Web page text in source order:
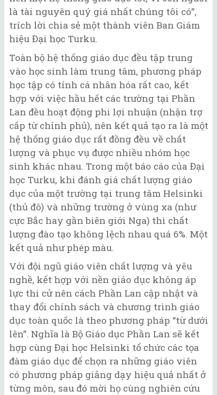
là tài nguyên quý giá nhất chúng tôi có”,
trích lời chia sẻ một thành viên Ban Giám
hiệu Đại học Turku.
Toàn bộ hệ thống giáo dục đều tập trung
vào học sinh làm trung tâm, phương pháp
học tập có tính cá nhân hóa rất cao, kết
hợp với việc hầu hết các trường tại Phần
Lan đều hoạt động phi lợi nhuận (nhận trợ
cấp từ chính phủ), nên kết quả tạo ra là một
hệ thống giáo dục rất đồng đều về chất
lượng và phục vụ được nhiều nhóm học
sinh khác nhau. Trong một báo cáo của Đại
học Turku, khi đánh giá chất lượng giáo
dục của một trường tại trung tâm Helsinki
(thủ đô) và những trường ở vùng xa (như
cực Bắc hay gần biên giới Nga) thì chất
lượng đào tạo không lệch nhau quá 6%. Một
kết quả như phép màu.
Với đội ngũ giáo viên chất lượng và yêu
nghề, kết hợp với nền giáo dục không áp
lực thi cử nên cách Phần Lan cập nhật và
thay đổi chính sách và chương trình giáo
dục toàn quốc là theo phương pháp “từ dưới
lên”. Nghĩa là Bộ Giáo dục Phần Lan sẽ kết
hợp cùng Đại học Helsinki tổ chức các tọa
đàm giáo dục để chọn ra những giáo viên
có phương pháp giảng dạy hiệu quả nhất ở
từng môn, sau đó mời họ cùng nghiên cứu